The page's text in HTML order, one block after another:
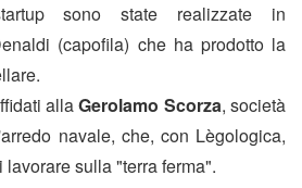
sono state realizzate in
(capofila) che ha prodotto la
allaGerolamo Scorza, società
navale, che, con Lègologica,
sulla "terra ferma".